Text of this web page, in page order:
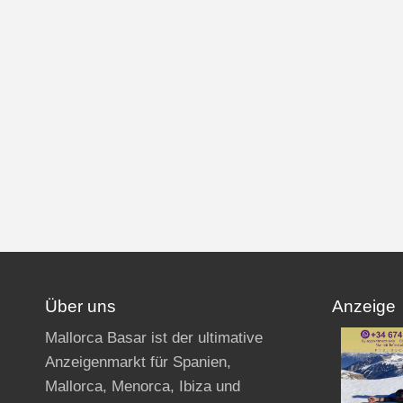
Über uns
Mallorca Basar ist der ultimative
Anzeigenmarkt für Spanien,
Mallorca, Menorca, Ibiza und
Anzeige